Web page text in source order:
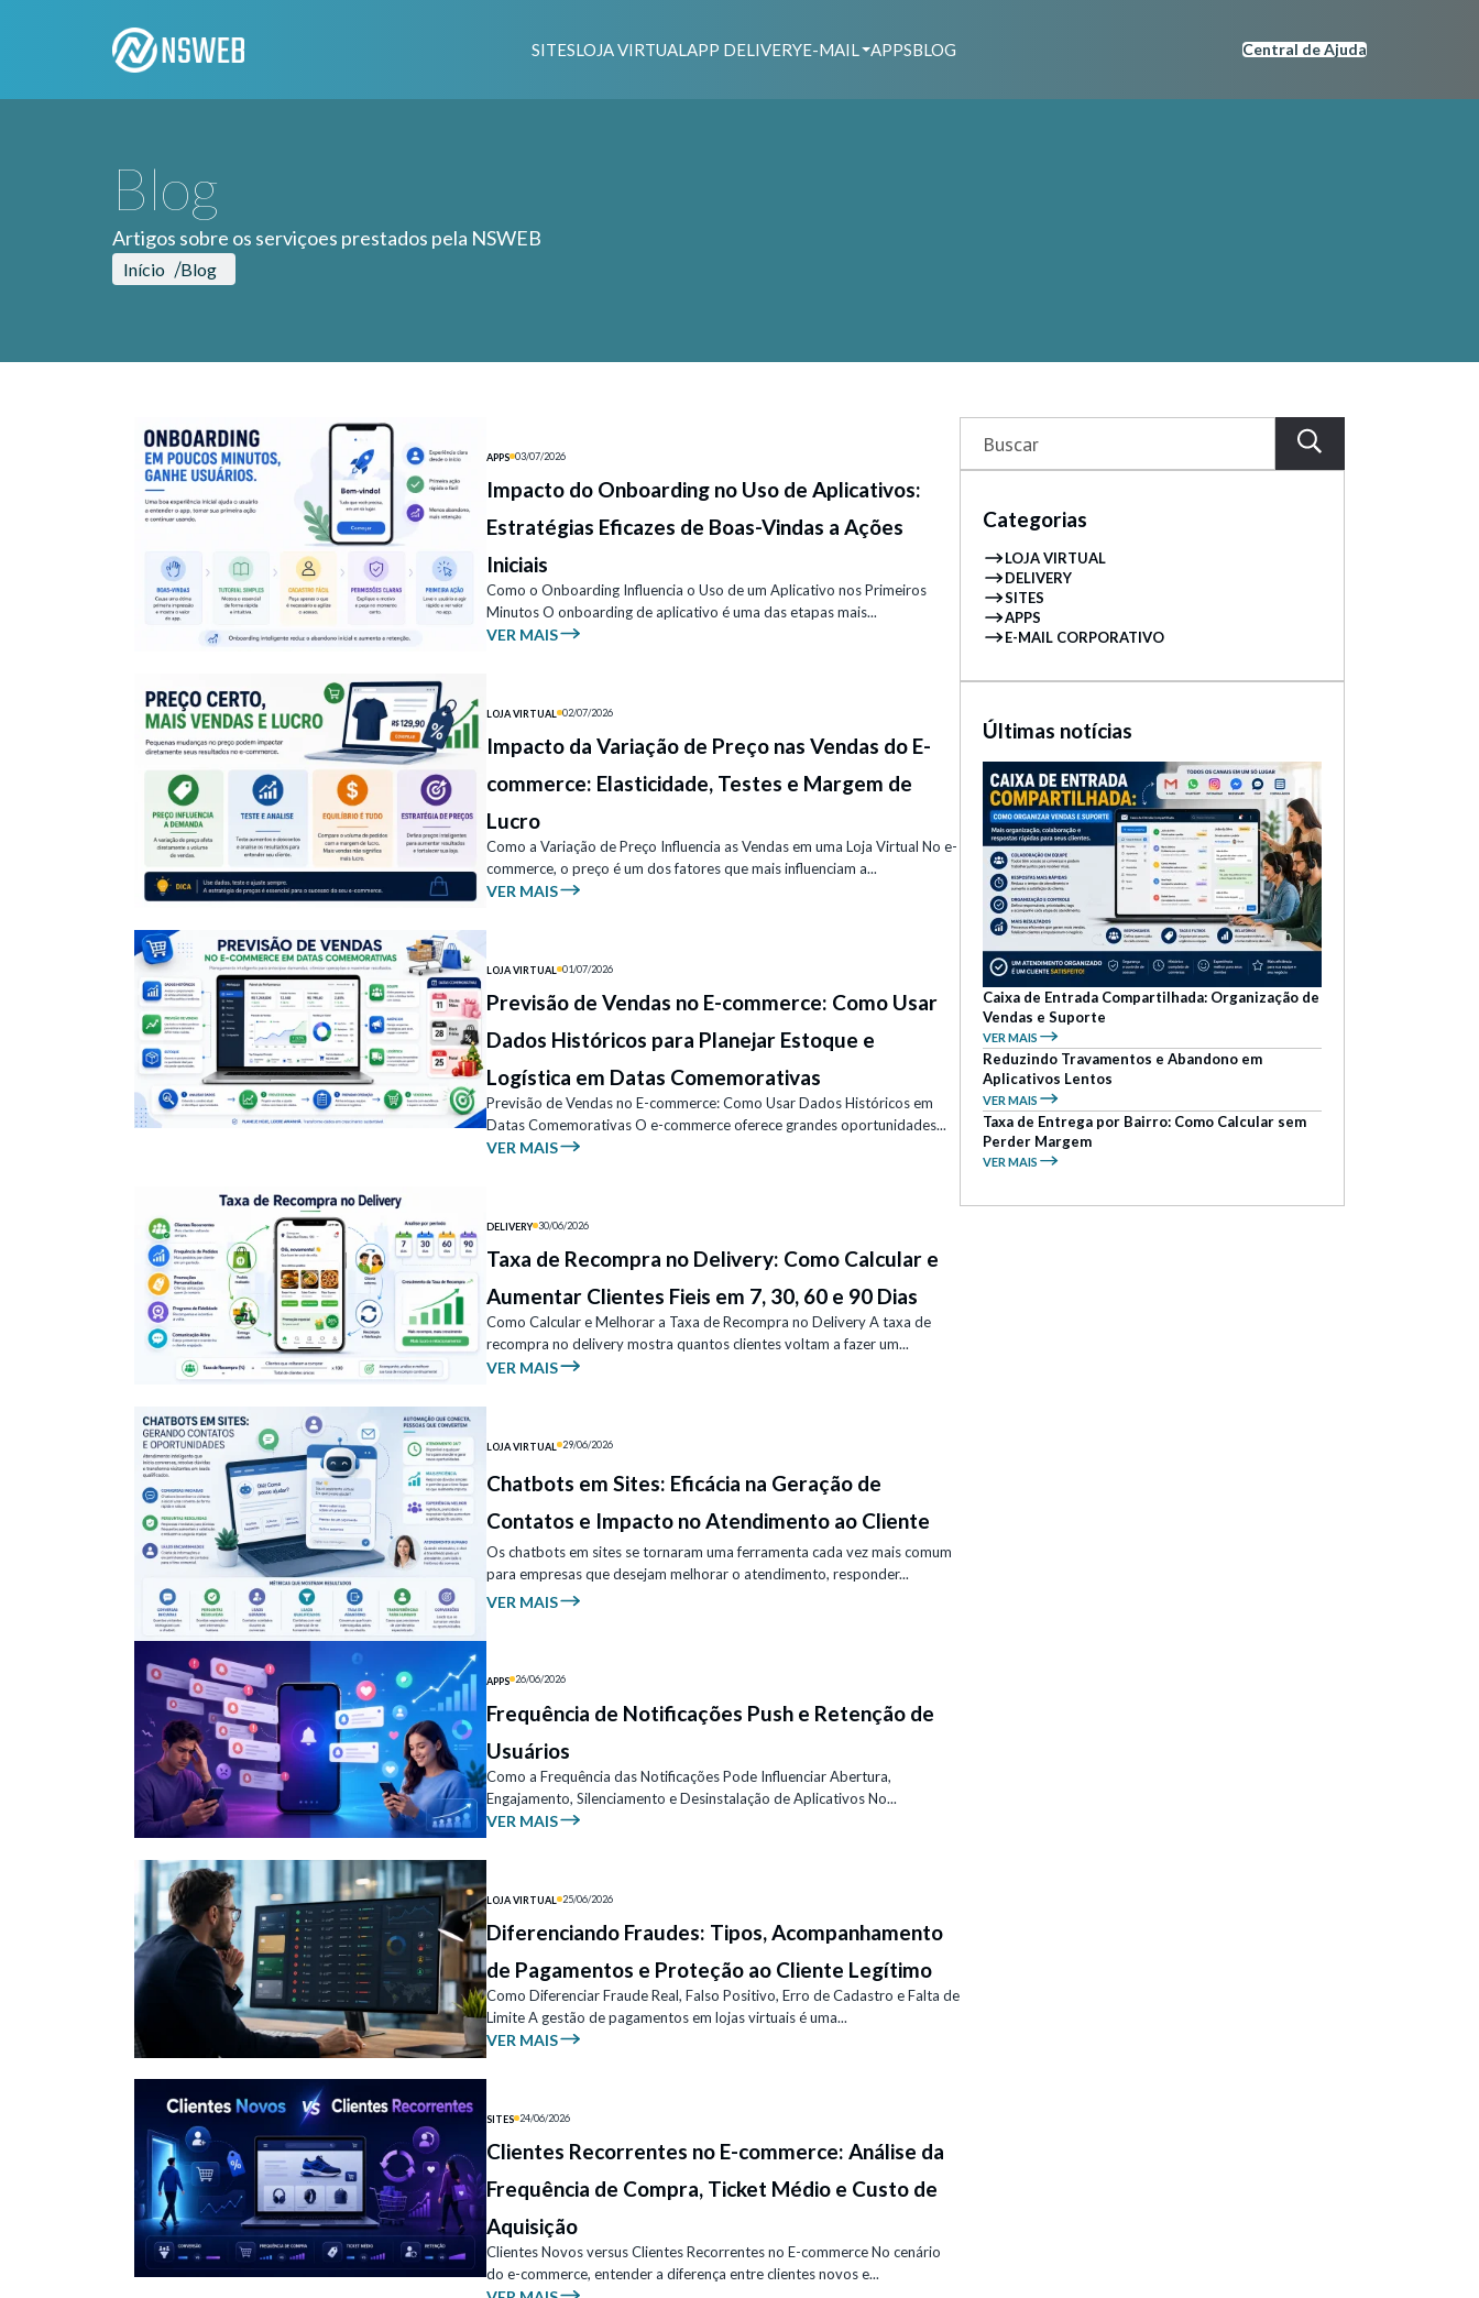
SITESLOJA VIRTUAL APP DELIVERYE-MAIL APPSBLOG Central de Ajuda
Blog
Artigos sobre os serviçoes prestados pela NSWEB
Início Blog
Categorias
LOJA VIRTUAL
DELIVERY
SITES
APPS
E-MAIL CORPORATIVO
Últimas notícias
Caixa de Entrada Compartilhada: Organização de
Vendas e Suporte
VER MAIS
Reduzindo Travamentos e Abandono em
Aplicativos Lentos
VER MAIS
Taxa de Entrega por Bairro: Como Calcular sem
Perder Margem
VER MAIS
APPS 03/07/2026
Impacto do Onboarding no Uso de Aplicativos:
Estratégias Eficazes de Boas-Vindas a Ações
Iniciais
Como o Onboarding Influencia o Uso de um Aplicativo nos Primeiros
Minutos O onboarding de aplicativo é uma das etapas mais...
VER MAIS
LOJA VIRTUAL 02/07/2026
Impacto da Variação de Preço nas Vendas do E-
commerce: Elasticidade, Testes e Margem de
Lucro
Como a Variação de Preço Influencia as Vendas em uma Loja Virtual No e-
commerce, o preço é um dos fatores que mais influenciam a...
VER MAIS
LOJA VIRTUAL 01/07/2026
Previsão de Vendas no E-commerce: Como Usar
Dados Históricos para Planejar Estoque e
Logística em Datas Comemorativas
Previsão de Vendas no E-commerce: Como Usar Dados Históricos em
Datas Comemorativas O e-commerce oferece grandes oportunidades...
VER MAIS
DELIVERY 30/06/2026
Taxa de Recompra no Delivery: Como Calcular e
Aumentar Clientes Fieis em 7, 30, 60 e 90 Dias
Como Calcular e Melhorar a Taxa de Recompra no Delivery A taxa de
recompra no delivery mostra quantos clientes voltam a fazer um...
VER MAIS
LOJA VIRTUAL 29/06/2026
Chatbots em Sites: Eficácia na Geração de
Contatos e Impacto no Atendimento ao Cliente
Os chatbots em sites se tornaram uma ferramenta cada vez mais comum
para empresas que desejam melhorar o atendimento, responder...
VER MAIS
APPS 26/06/2026
Frequência de Notificações Push e Retenção de
Usuários
Como a Frequência das Notificações Pode Influenciar Abertura,
Engajamento, Silenciamento e Desinstalação de Aplicativos No...
VER MAIS
LOJA VIRTUAL 25/06/2026
Diferenciando Fraudes: Tipos, Acompanhamento
de Pagamentos e Proteção ao Cliente Legítimo
Como Diferenciar Fraude Real, Falso Positivo, Erro de Cadastro e Falta de
Limite A gestão de pagamentos em lojas virtuais é uma...
VER MAIS
SITES 24/06/2026
Clientes Recorrentes no E-commerce: Análise da
Frequência de Compra, Ticket Médio e Custo de
Aquisição
Clientes Novos versus Clientes Recorrentes no E-commerce No cenário
do e-commerce, entender a diferença entre clientes novos e...